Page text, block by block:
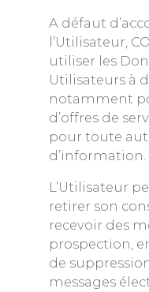
A défaut
l’Utilisateur,
utiliser les
Utilisateurs à
notamment
d’offres de
pour toute
d’information.
L’Utilisateur
retirer son
recevoir des
prospection,
de
messages